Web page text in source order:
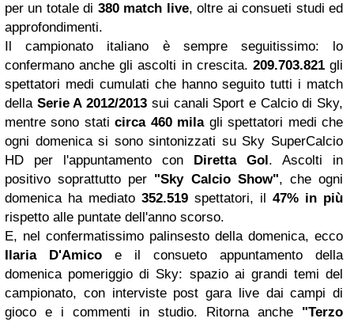
per un totale di 380 match live, oltre ai consueti studi ed
approfondimenti.
Il campionato italiano è sempre seguitissimo: lo
confermano anche gli ascolti in crescita. 209.703.821gli
spettatori medi cumulati che hanno seguito tutti i match
della Serie A 2012/2013 sui canali Sport e Calcio di Sky,
mentre sono staticirca 460 milagli spettatori medi che
ogni domenica si sono sintonizzati su Sky SuperCalcio
HD per l'appuntamento con Diretta Gol. Ascolti in
positivo soprattutto per "Sky Calcio Show", che ogni
domenica ha mediato 352.519 spettatori, il 47% in più
rispetto alle puntate dell'anno scorso.
E, nel confermatissimo palinsesto della domenica, ecco
Ilaria D'Amico e il consueto appuntamento della
domenica pomeriggio di Sky: spazio ai grandi temi del
campionato, con interviste post gara live dai campi di
gioco e i commenti in studio. Ritorna anche "Terzo